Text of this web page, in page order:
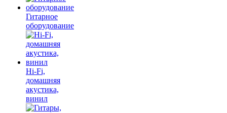
Гитарное
оборудование
Hi-Fi,
домашняя
акустика,
винил